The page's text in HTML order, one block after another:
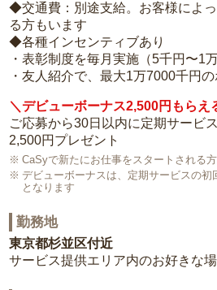
◆交通費：別途支給。お客様によ
る方もいます
◆各種インセンティブあり
・表彰制度を毎月実施（5千円〜1
・友人紹介で、最大1万7000千円
＼デビューボーナス2,500円もらえ
ご応募から30日以内に定期サービ
2,500円プレゼント
CaSyで新たにお仕事をスタートされる
デビューボーナスは、定期サービスの
となります
勤務地
東京都杉並区付近
サービス提供エリア内のお好きな場